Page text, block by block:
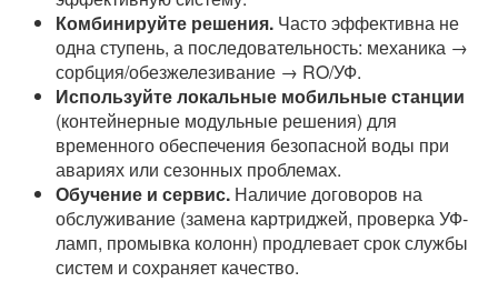
Комбинируйте решения. Часто эффективна не
одна ступень, а последовательность: механика →
сорбция/обезжелезивание → RO/УФ.
Используйте локальные мобильные станции
(контейнерные модульные решения) для
временного обеспечения безопасной воды при
авариях или сезонных проблемах.
Обучение и сервис. Наличие договоров на
обслуживание (замена картриджей, проверка УФ-
ламп, промывка колонн) продлевает срок службы
систем и сохраняет качество.